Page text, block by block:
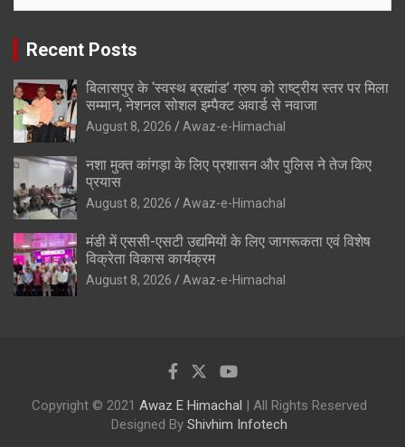
Recent Posts
बिलासपुर के ‘स्वस्थ ब्रह्मांड’ ग्रुप को राष्ट्रीय स्तर पर मिला
सम्मान, नेशनल सोशल इम्पैक्ट अवार्ड से नवाजा
August 8, 2026 Awaz-e-Himachal
नशा मुक्त कांगड़ा के लिए प्रशासन और पुलिस ने तेज किए
प्रयास
August 8, 2026 Awaz-e-Himachal
मंडी में एससी-एसटी उद्यमियों के लिए जागरूकता एवं विशेष
विक्रेता विकास कार्यक्रम
August 8, 2026 Awaz-e-Himachal
Copyright © 2021 Awaz E Himachal | All Rights Reserved
Designed By Shivhim Infotech